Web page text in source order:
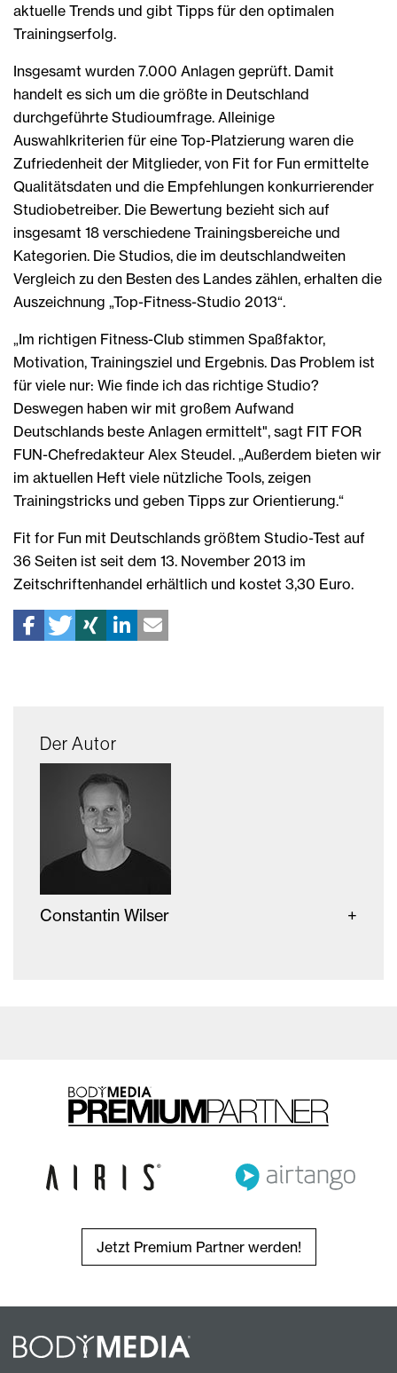
aktuelle Trends und gibt Tipps für den optimalen
Trainingserfolg.
Insgesamt wurden 7.000 Anlagen geprüft. Damit
handelt es sich um die größte in Deutschland
durchgeführte Studioumfrage. Alleinige
Auswahlkriterien für eine Top-Platzierung waren die
Zufriedenheit der Mitglieder, von Fit for Fun ermittelte
Qualitätsdaten und die Empfehlungen konkurrierender
Studiobetreiber. Die Bewertung bezieht sich auf
insgesamt 18 verschiedene Trainingsbereiche und
Kategorien. Die Studios, die im deutschlandweiten
Vergleich zu den Besten des Landes zählen, erhalten die
Auszeichnung „Top-Fitness-Studio 2013“.
„Im richtigen Fitness-Club stimmen Spaßfaktor,
Motivation, Trainingsziel und Ergebnis. Das Problem ist
für viele nur: Wie finde ich das richtige Studio?
Deswegen haben wir mit großem Aufwand
Deutschlands beste Anlagen ermittelt", sagt FIT FOR
FUN-Chefredakteur Alex Steudel. „Außerdem bieten wir
im aktuellen Heft viele nützliche Tools, zeigen
Trainingstricks und geben Tipps zur Orientierung.“
Fit for Fun mit Deutschlands größtem Studio-Test auf
36 Seiten ist seit dem 13. November 2013 im
Zeitschriftenhandel erhältlich und kostet 3,30 Euro.
Der Autor
Constantin Wilser
Jetzt Premium Partner werden!